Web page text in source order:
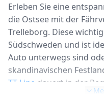
Erleben Sie eine
die Ostsee mit der
Trelleborg. Diese
Südschweden und ist
Auto unterwegs sind
skandinavischen
TT-Line dauert in der
Stunden, eine perfekte